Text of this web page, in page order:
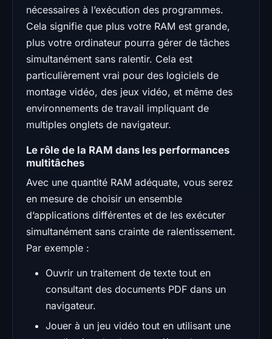
nécessaires à l’exécution des programmes.
Cela signifie que plus votre RAM est grande,
plus votre ordinateur pourra gérer de tâches
simultanément sans ralentir. Cela est
particulièrement vrai pour des logiciels de
montage vidéo, des jeux vidéo, et même des
environnements de travail impliquant de
multiples onglets de navigateur.
Le rôle de la RAM dans les performances
multitâches
Avec une quantité RAM adéquate, vous serez
en mesure de choisir un ensemble
d’applications différentes et de les exécuter
simultanément sans crainte de ralentissement.
Par exemple :
Ouvrir un traitement de texte tout en
consultant des documents PDF dans un
navigateur.
Jouer à un jeu vidéo tout en utilisant une